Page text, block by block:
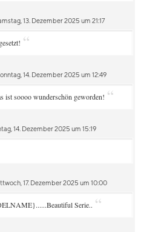
13. Dezember 2025 um 21:17
“
14. Dezember 2025 um 12:49
soooo wunderschön geworden! “
14. Dezember 2025 um 15:19
17. Dezember 2025 um 10:00
Serie.. “